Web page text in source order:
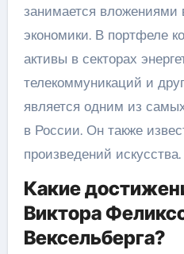
занимается вложениями
экономики. В портфеле
активы в секторах
телекоммуникаций и
является одним из
в России. Он также
произведений искусства.
Какие
Виктора
Вексельберга?